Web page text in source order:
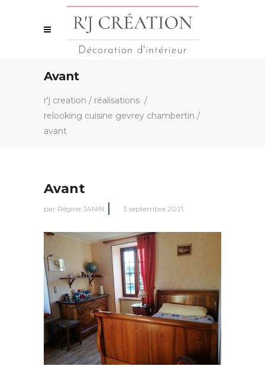
Avant
r'j creation / réalisations /
relooking cuisine gevrey chambertin /
avant
Avant
par Régine JANIN 3 septembre 2021